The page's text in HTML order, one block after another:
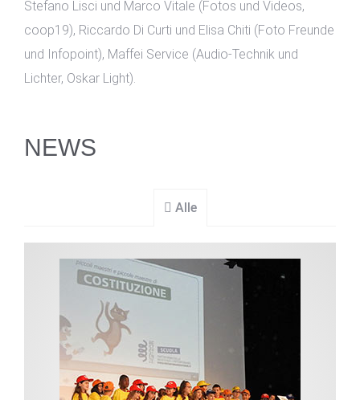
Stefano Lisci und Marco Vitale (Fotos und Videos,
coop19), Riccardo Di Curti und Elisa Chiti (Foto Freunde
und Infopoint), Maffei Service (Audio-Technik und
Lichter, Oskar Light).
NEWS
Alle